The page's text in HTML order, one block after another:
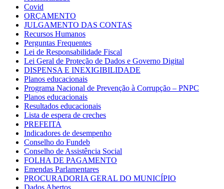
Covid
ORÇAMENTO
JULGAMENTO DAS CONTAS
Recursos Humanos
Perguntas Frequentes
Lei de Responsabilidade Fiscal
Lei Geral de Proteção de Dados e Governo Digital
DISPENSA E INEXIGIBILIDADE
Planos educacionais
Programa Nacional de Prevenção à Corrupção – PNPC
Planos educacionais
Resultados educacionais
Lista de espera de creches
PREFEITA
Indicadores de desempenho
Conselho do Fundeb
Conselho de Assistência Social
FOLHA DE PAGAMENTO
Emendas Parlamentares
PROCURADORIA GERAL DO MUNICÍPIO
Dados Abertos